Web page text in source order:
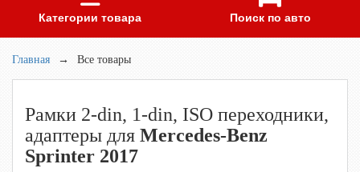
Категории товара Поиск по авто
Главная → Все товары
Рамки 2-din, 1-din, ISO переходники,
адаптеры для Mercedes-Benz
Sprinter 2017